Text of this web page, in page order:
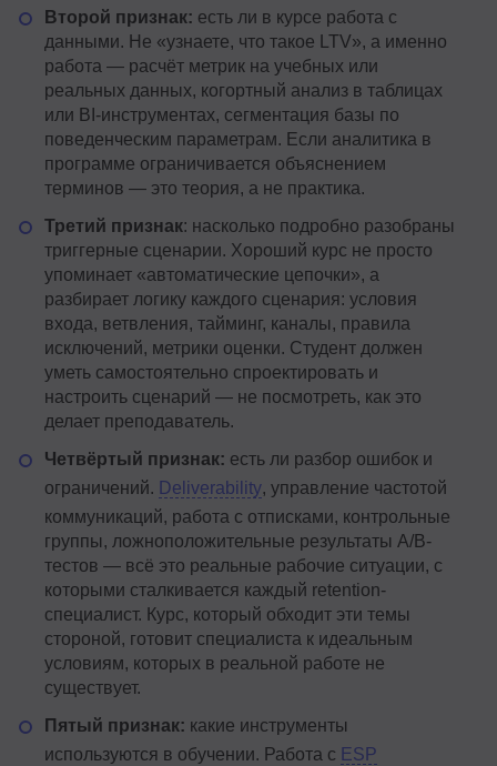
Второй признак: есть ли в курсе работа с
данными. Не «узнаете, что такое LTV», а именно
работа — расчёт метрик на учебных или
реальных данных, когортный анализ в таблицах
или BI-инструментах, сегментация базы по
поведенческим параметрам. Если аналитика в
программе ограничивается объяснением
терминов — это теория, а не практика.
Третий признак: насколько подробно разобраны
триггерные сценарии. Хороший курс не просто
упоминает «автоматические цепочки», а
разбирает логику каждого сценария: условия
входа, ветвления, тайминг, каналы, правила
исключений, метрики оценки. Студент должен
уметь самостоятельно спроектировать и
настроить сценарий — не посмотреть, как это
делает преподаватель.
Четвёртый признак: есть ли разбор ошибок и
ограничений. Deliverability, управление частотой
коммуникаций, работа с отписками, контрольные
группы, ложноположительные результаты A/B-
тестов — всё это реальные рабочие ситуации, с
которыми сталкивается каждый retention-
специалист. Курс, который обходит эти темы
стороной, готовит специалиста к идеальным
условиям, которых в реальной работе не
существует.
Пятый признак: какие инструменты
используются в обучении. Работа с ESP